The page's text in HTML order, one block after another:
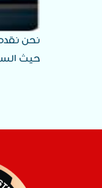
نحن
حيث